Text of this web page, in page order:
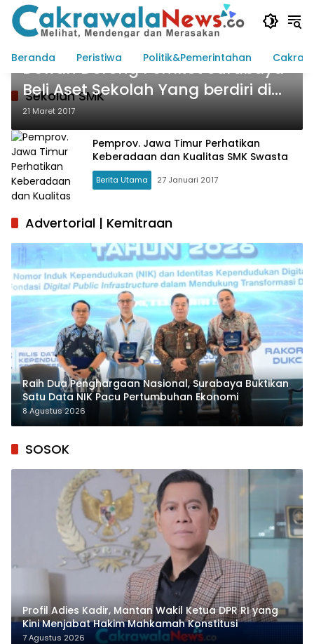
Langsung
konten
Beranda
Peristiwa Politik&Pemerintahan
Sekolah SMK
Dewan Dorong Pemkot Surabaya
Beli Aset Sekolah Yang berdiri di
Lahan Intansi Lain
21 Maret 2017
Pemprov. Jawa Timur Perhatikan
Keberadaan dan Kualitas SMK Swasta
Berita Utama 27 Januari 2017
Advertorial | Kemitraan
Raih Dua Penghargaan Nasional, Surabaya Buktikan
Satu Data NIK Pacu Pertumbuhan Ekonomi
8 Agustus 2026
SOSOK
Profil Adies Kadir, Mantan Wakil Ketua DPR RI yang
Kini Menjabat Hakim Mahkamah Konstitusi
7 Agustus 2026